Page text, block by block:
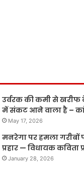
उर्वरक की कमी से
में संकट आने वाला है –
May 17, 2026
मनरेगा पर हमला गरीबों
प्रहार — विधायक कविता
January 28, 2026